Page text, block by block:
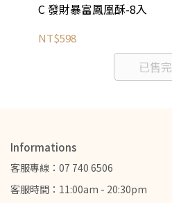
C 發財暴富鳳凰酥-8入
NT$598
已售完
Informations
客服專線：07 740 6506
客服時間：11:00am - 20:30pm